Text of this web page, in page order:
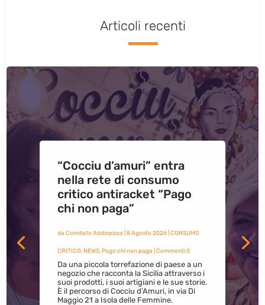
Articoli recenti
“Cocciu d’amuri” entra
nella rete di consumo
critico antiracket “Pago
chi non paga”
da Comitato Addiopizzo| 8 Agosto 2026| CONSUMO
CRITICO,NEWS,Pago chi non paga | Commenti 0
Da una piccola torrefazione di paese a un
negozio che racconta la Sicilia attraverso i
suoi prodotti, i suoi artigiani e le sue storie.
È il percorso di Cocciu d’Amuri, in via Di
Maggio 21 a Isola delle Femmine.